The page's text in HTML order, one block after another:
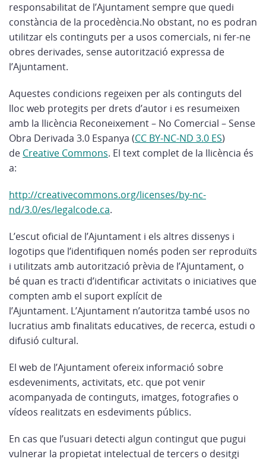
responsabilitat de l’Ajuntament sempre que quedi
constància de la procedència.No obstant, no es podran
utilitzar els continguts per a usos comercials, ni fer-ne
obres derivades, sense autorització expressa de
l’Ajuntament.
Aquestes condicions regeixen per als continguts del
lloc web protegits per drets d’autor i es resumeixen
amb la llicència Reconeixement – No Comercial – Sense
Obra Derivada 3.0 Espanya (CC BY-NC-ND 3.0 ES)
de Creative Commons. El text complet de la llicència és
a:
http://creativecommons.org/licenses/by-nc-
nd/3.0/es/legalcode.ca.
L’escut oficial de l’Ajuntament i els altres dissenys i
logotips que l’identifiquen només poden ser reproduïts
i utilitzats amb autorització prèvia de l’Ajuntament, o
bé quan es tracti d’identificar activitats o iniciatives que
compten amb el suport explícit de
l’Ajuntament. L’Ajuntament n’autoritza també usos no
lucratius amb finalitats educatives, de recerca, estudi o
difusió cultural.
El web de l’Ajuntament ofereix informació sobre
esdeveniments, activitats, etc. que pot venir
acompanyada de continguts, imatges, fotografies o
vídeos realitzats en esdeviments públics.
En cas que l’usuari detecti algun contingut que pugui
vulnerar la propietat intelectual de tercers o desitgi